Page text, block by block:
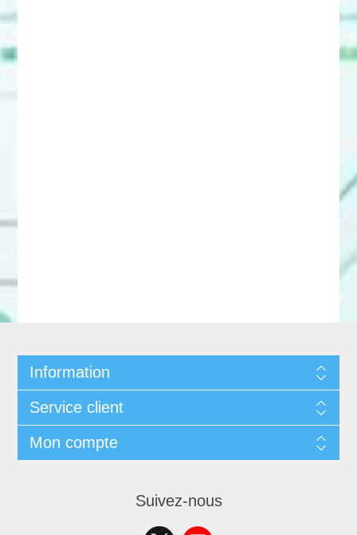
Information
Service client
Mon compte
Suivez-nous